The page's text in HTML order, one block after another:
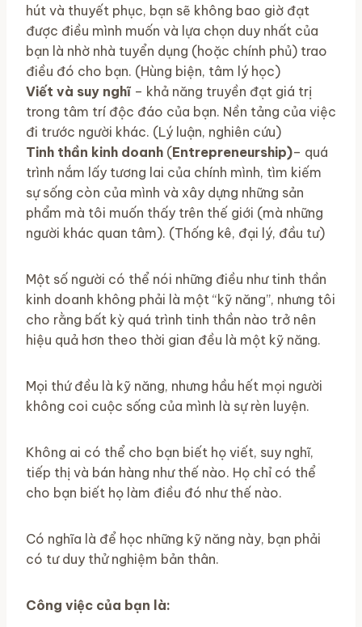
hút và thuyết phục, bạn sẽ không bao giờ đạt
được điều mình muốn và lựa chọn duy nhất của
bạn là nhờ nhà tuyển dụng (hoặc chính phủ) trao
điều đó cho bạn. (Hùng biện, tâm lý học)
Viết và suy nghĩ – khả năng truyền đạt giá trị
trong tâm trí độc đáo của bạn. Nền tảng của việc
đi trước người khác. (Lý luận, nghiên cứu)
Tinh thần kinh doanh (Entrepreneurship)– quá
trình nắm lấy tương lai của chính mình, tìm kiếm
sự sống còn của mình và xây dựng những sản
phẩm mà tôi muốn thấy trên thế giới (mà những
người khác quan tâm). (Thống kê, đại lý, đầu tư)
Một số người có thể nói những điều như tinh thần
kinh doanh không phải là một “kỹ năng”, nhưng tôi
cho rằng bất kỳ quá trình tinh thần nào trở nên
hiệu quả hơn theo thời gian đều là một kỹ năng.
Mọi thứ đều là kỹ năng, nhưng hầu hết mọi người
không coi cuộc sống của mình là sự rèn luyện.
Không ai có thể cho bạn biết họ viết, suy nghĩ,
tiếp thị và bán hàng như thế nào. Họ chỉ có thể
cho bạn biết họ làm điều đó như thế nào.
Có nghĩa là để học những kỹ năng này, bạn phải
có tư duy thử nghiệm bản thân.
Công việc của bạn là: